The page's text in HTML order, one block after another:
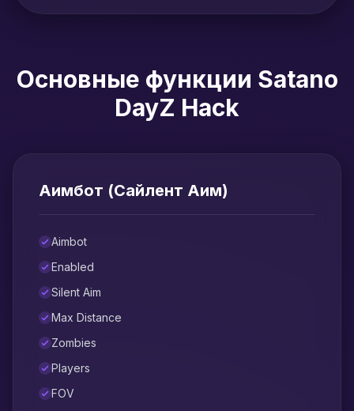
Основные функции Satano
DayZ Hack
Аимбот (Сайлент Аим)
Aimbot
Enabled
Silent Aim
Max Distance
Zombies
Players
FOV